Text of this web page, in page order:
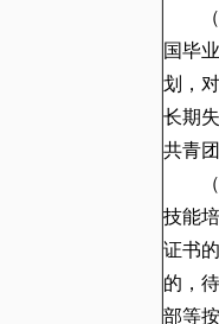
国毕
划，
长期
共青
技能
证书
的，
部等